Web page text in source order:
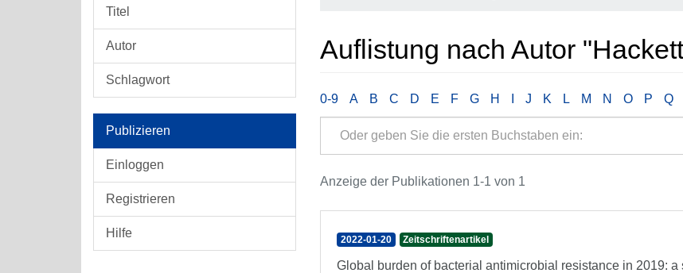
Titel
Autor
Schlagwort
Publizieren
Einloggen
Registrieren
Hilfe
Auflistung nach Autor
0-9 A B C D E F G H J K L M N O P Q
Anzeige der Publikationen 1-1 von 1
2022-01-20 Zeitschriftenartikel
Global burden of bacterial antimicrobial resistance in 2019: a